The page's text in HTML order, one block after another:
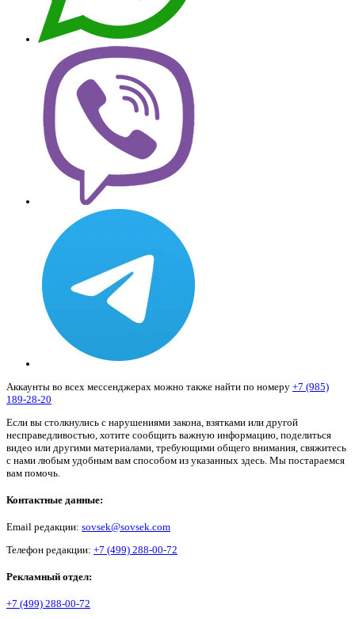
Аккаунты во всех мессенджерах можно также найти по номеру +7 (985)
189-28-20
Если вы столкнулись с нарушениями закона, взятками или другой
несправедливостью, хотите сообщить важную информацию, поделиться
видео или другими материалами, требующими общего внимания, свяжитесь
с нами любым удобным вам способом из указанных здесь. Мы постараемся
вам помочь.
Контактные данные:
Email редакции: sovsek@sovsek.com
Телефон редакции: +7 (499) 288-00-72
Рекламный отдел:
+7 (499) 288-00-72